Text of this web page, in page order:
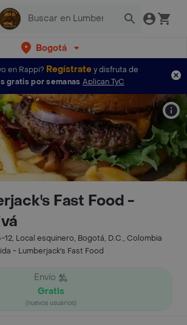
Bogotá
en Rappi? Regístratey disfruta de
gratis por semanas Aplican TyC
Fast Food -
12, Local esquinero, Bogotá, D.C., Colombia
- Lumberjack's Fast Food
Envío
Gratis
(nuevos usuarios)